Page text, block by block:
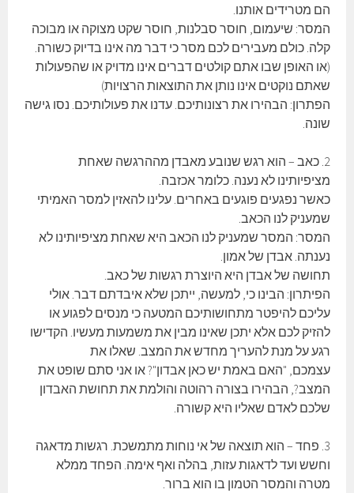
הם מטרידים אותנו.
המסר: שיעמום, חוסר סבלנות, חוסר שקט מצוקה או מבוכה
קלה. כולם מעבירים לכם מסר כי דבר מה אינו בדיוק כשורה.
(או האופן שבו אתם קולטים דברים אינו מדויק או שהפעולות
שאתם נוקטים אינו נותן את התוצאות הרצויות)
הפתרון: הבהירו את רצונותיכם. עדנו את פעולותיכם. נסו גישה
שונה.
2. כאב – הוא רגש שנובע מאבדן מההרגשה שאחת
מציפיותינו לא נענה. כלומר אכזבה.
כאשר נפגעים פוגעים באחרים. עלינו להאזין למסר האמיתי
שמעניק לנו הכאב.
המסר: המסר שמעניק לנו הכאב היא שאחת מציפיותינו לא
נענתה. אבדן של אמון.
תחושה של אבדן היא היוצרת רגשות של כאב.
הפיתרון: הבינו כי, למעשה, ייתכן שלא איבדתם דבר. אולי
עליכם להיפטר מתחושותיכם המטעה כי מנסים לפגוע או
להזיק לכם אלא יתכן שאינו מבין את משמעות מעשיו. הקדישו
רגע על מנת להעריך מחדש את המצב. שאלו את
עצמכם, "האם באמת יש כאן אבדון"? או אני סתם שופט את
המצב?, הבהירו בצורה רהוטה והולמת את תחושת האבדון
שלכם לאדם שאליו היא קשורה.
3. פחד – הוא תוצאה של אי נוחות מתמשכת. רגשות מדאגה
וחשש ועד לדאגות עזות, בהלה ואף אימה. הפחד ממלא
מטרה והמסר הטמון בו הוא ברור.